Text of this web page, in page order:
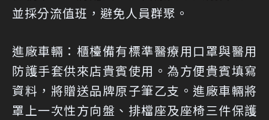
並採分流值班，避免人員群聚。
進廠車輛：櫃檯備有標準醫療用口罩與醫用
防護手套供來店貴賓使用。為方便貴賓填寫
資料，將贈送品牌原子筆乙支。進廠車輛將
罩上一次性方向盤、排檔座及座椅三件保護